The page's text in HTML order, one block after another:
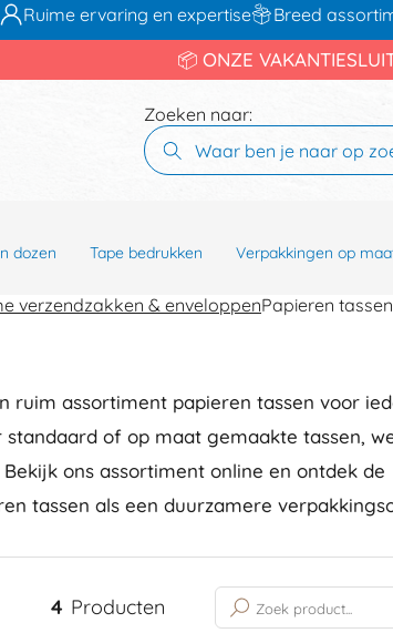
Ruime ervaring en expertise Breed
📦 ONZE
Zoeken naar:
dozen Tape bedrukken Verpakkingen op
verzendzakken & enveloppenPapieren tassen
ruim assortiment papieren tassen voor
of op maat gemaakte tassen,
ons assortiment online en ontdek de
tassen als een duurzamere
4 Producten Gesorteerd